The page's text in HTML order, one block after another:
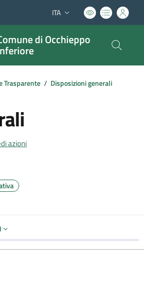
Lingua attiva:
ITA
di Occhieppo
Trasparente / Disposizioni generali
azioni